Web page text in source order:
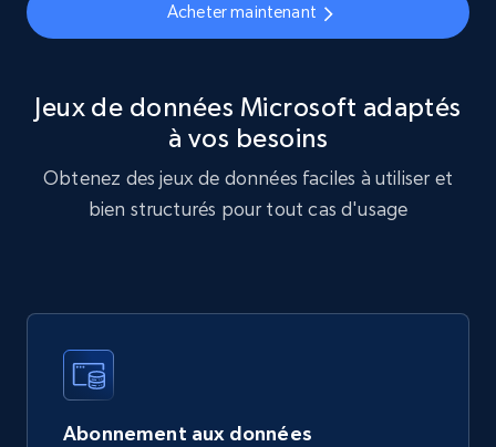
Naver products
URL, Product id, Title, Original price, Final price,
Discount rate, Currency, Description, and more.
eCommerce
Google Shopping products search US
URL, Product id, Title, Final price, Initial price,
Acheter maintenant
Jeux de données Microsoft adaptés
à vos besoins
Obtenez des jeux de données faciles à utiliser et
bien structurés pour tout cas d'usage
Abonnement aux données